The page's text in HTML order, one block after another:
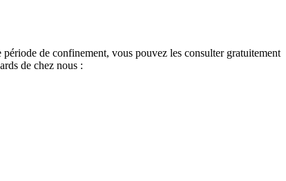
de confinement, vous pouvez les consulter gratuitement
de chez nous :